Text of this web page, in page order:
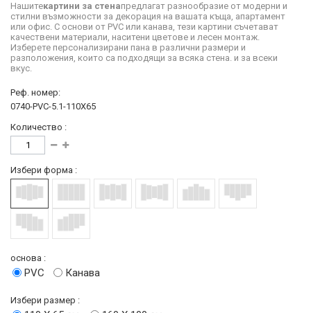
Нашитекартини за стенапредлагат разнообразие от модерни и
стилни възможности за декорация на вашата къща, апартамент
или офис. С основи от PVC или канава, тези картини съчетават
качествени материали, наситени цветове и лесен монтаж.
Изберете персонализирани пана в различни размери и
разположения, които са подходящи за всяка стена. и за всеки
вкус.
Реф. номер:
0740-PVC-5.1-110X65
Количество :
Избери форма :
основа :
PVC Канава
Избери размер :